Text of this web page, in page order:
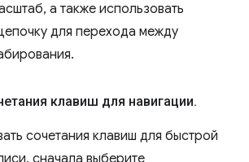
а также использовать
для перехода между
клавиш для навигации.
сочетания клавиш для быстрой